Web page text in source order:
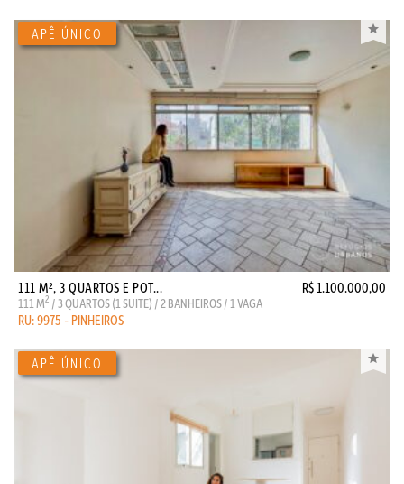
111 M², 3 QUARTOS E POT... R$ 1.100.000,00
111 M2 / 3 QUARTOS (1 SUITE) / 2 BANHEIROS / 1 VAGA
RU: 9975 - PINHEIROS